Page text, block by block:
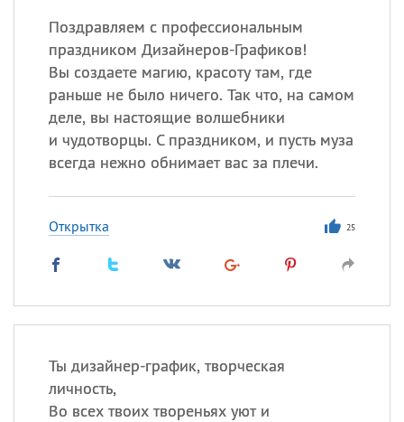
Поздравляем с профессиональным
праздником Дизайнеров-Графиков!
Вы создаете магию, красоту там, где
раньше не было ничего. Так что, на самом
деле, вы настоящие волшебники
и чудотворцы. С праздником, и пусть муза
всегда нежно обнимает вас за плечи.
Открытка 25
Ты дизайнер-график, творческая
личность,
Во всех твоих твореньях уют и